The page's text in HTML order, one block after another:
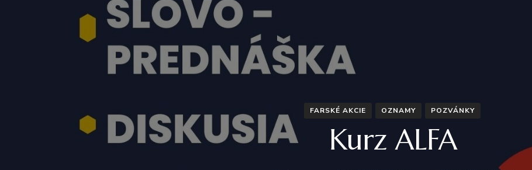
FARSKÉ AKCIE OZNAMY POZVÁNKY
Kurz ALFA